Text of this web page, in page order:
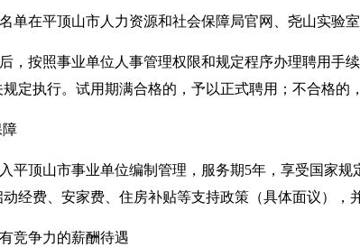
单在平顶山市人力资源和社会保障局官网、尧山实验
，按照事业单位人事管理权限和规定程序办理聘用手
定执行。试用期满合格的，予以正式聘用；不合格的
障
平顶山市事业单位编制管理， 服务期5年， 享受国家规
经费、安家费、住房补贴等支持政策（具体面议），
竞争力的薪酬待遇